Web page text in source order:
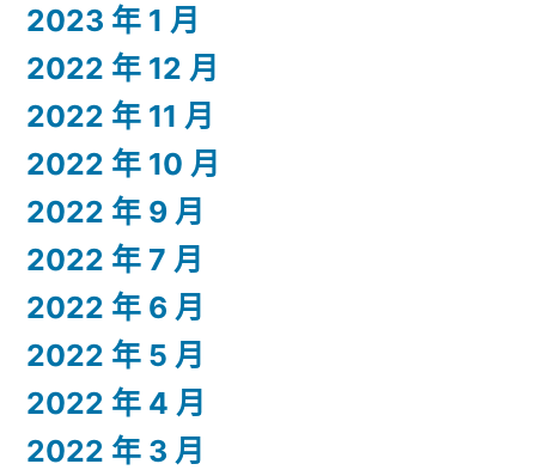
2023 年 1 月
2022 年 12 月
2022 年 11 月
2022 年 10 月
2022 年 9 月
2022 年 7 月
2022 年 6 月
2022 年 5 月
2022 年 4 月
2022 年 3 月